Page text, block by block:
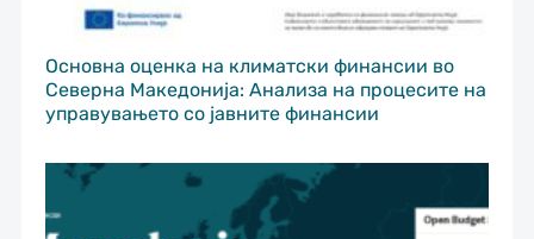
Основна оценка на климатски финансии во
Северна Македонија: Анализа на процесите на
управувањето со јавните финансии